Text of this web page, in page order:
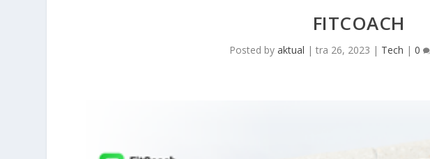
FITCOACH
Posted by aktual | tra 26, 2023 | Tech | 0